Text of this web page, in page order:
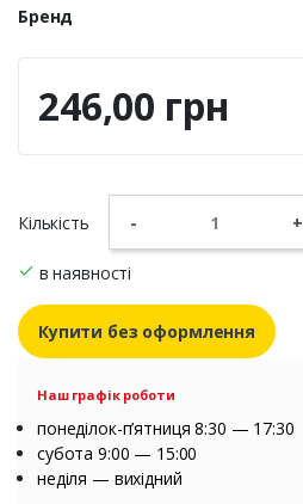
Бренд
246,00 грн
Кількість - +
в наявності
Купити без оформлення
Наш графік роботи
понеділок-п’ятниця 8:30 — 17:30
субота 9:00 — 15:00
неділя — вихідний